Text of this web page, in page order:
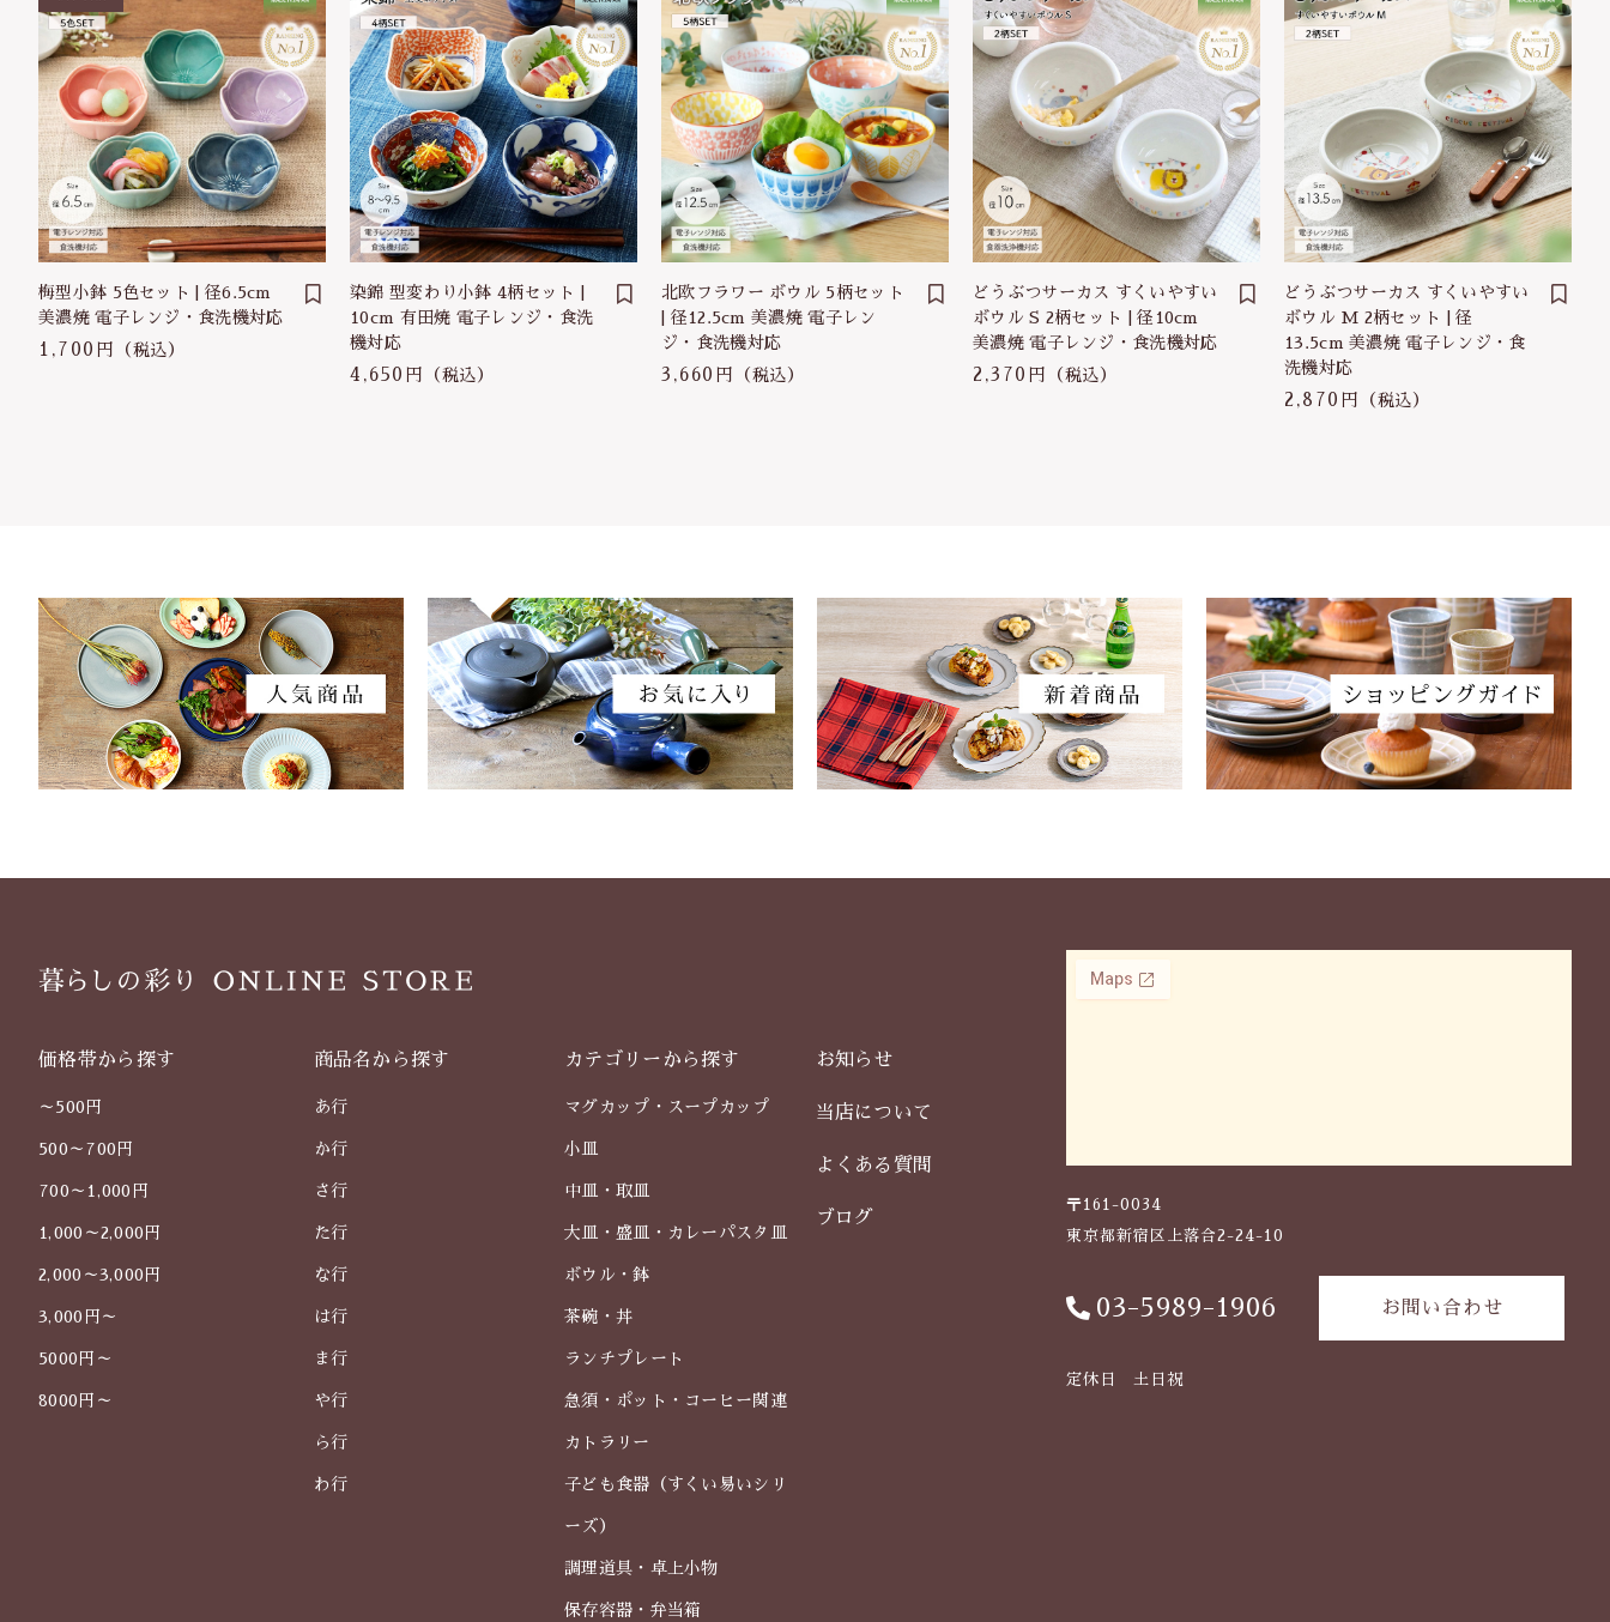
梅型小鉢 5色セット | 径6.5cm
美濃焼 電子レンジ・食洗機対応
1,700円 （税込）
染錦 型変わり小鉢 4柄セット |
10cm 有田焼 電子レンジ・食洗
機対応
4,650円 （税込）
北欧フラワー ボウル 5柄セット
| 径12.5cm 美濃焼 電子レン
ジ・食洗機対応
3,660円 （税込）
どうぶつサーカス すくいやすい
ボウル S 2柄セット | 径10cm
美濃焼 電子レンジ・食洗機対応
2,370円 （税込）
どうぶつサーカス すくいやすい
ボウル M 2柄セット | 径
13.5cm 美濃焼 電子レンジ・食
洗機対応
2,870円 （税込）
価格帯から探す
～500円
500～700円
700～1,000円
1,000～2,000円
2,000～3,000円
3,000円～
5000円～
8000円～
商品名から探す
あ行
か行
さ行
た行
な行
は行
ま行
や行
ら行
わ行
カテゴリーから探す
マグカップ・スープカップ
小皿
中皿・取皿
大皿・盛皿・カレーパスタ皿
ボウル・鉢
茶碗・丼
ランチプレート
急須・ポット・コーヒー関連
カトラリー
子ども食器（すくい易いシリ
ーズ）
調理道具・卓上小物
保存容器・弁当箱
お知らせ
当店について
よくある質問
ブログ
〒161-0034
東京都新宿区上落合2-24-10
03-5989-1906 お問い合わせ
定休日 土日祝